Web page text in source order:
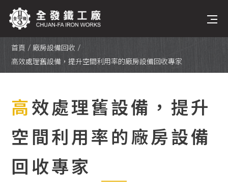
天車零配件
首頁
廠房設備回收
高效處理舊設備，提升空間利用率的廠房設備回收專家
高效處理舊設備，提升
空間利用率的廠房設備
回收專家